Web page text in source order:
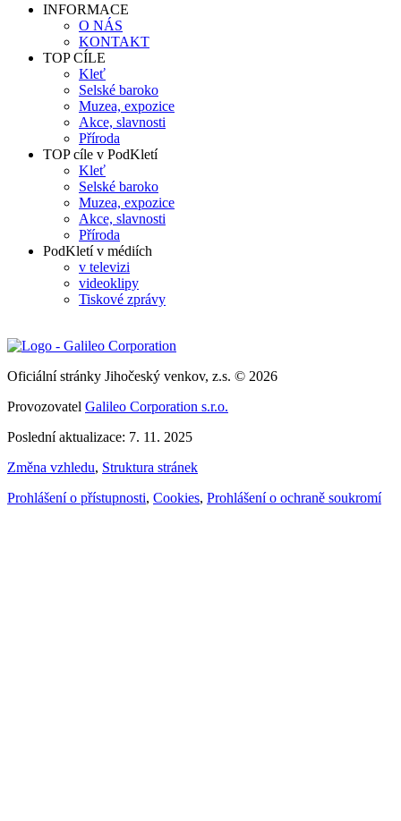
INFORMACE
O NÁS
KONTAKT
TOP CÍLE
Kleť
Selské baroko
Muzea, expozice
Akce, slavnosti
Příroda
TOP cíle v PodKletí
Kleť
Selské baroko
Muzea, expozice
Akce, slavnosti
Příroda
PodKletí v médiích
v televizi
videoklipy
Tiskové zprávy
Oficiální stránky Jihočeský venkov, z.s. © 2026
Provozovatel Galileo Corporation s.r.o.
Poslední aktualizace: 7. 11. 2025
Změna vzhledu, Struktura stránek
Prohlášení o přístupnosti, Cookies, Prohlášení o ochraně soukromí